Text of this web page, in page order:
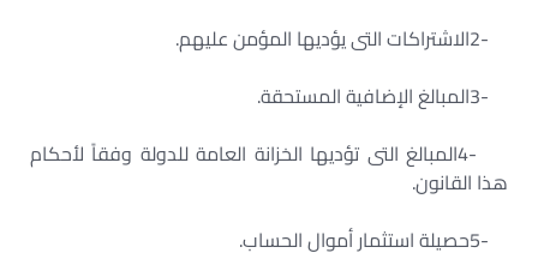
2-الاشتراكات التى يؤديها المؤمن عليهم.
3-المبالغ الإضافية المستحقة.
4-المبالغ التى تؤديها الخزانة العامة للدولة وفقاً لأحكام
هذا القانون.
5-حصيلة استثمار أموال الحساب.